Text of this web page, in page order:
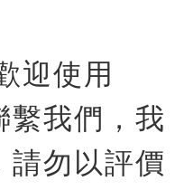
迎使用
繫我們，我
請勿以評價